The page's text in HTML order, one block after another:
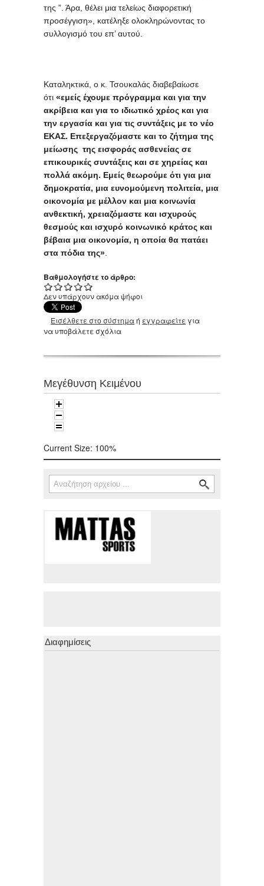
της ”. Άρα, θέλει μια τελείως διαφορετική
προσέγγιση», κατέληξε ολοκληρώνοντας το
συλλογισμό του επ’ αυτού.
Καταληκτικά, ο κ. Τσουκαλάς διαβεβαίωσε
ότι «εμείς έχουμε πρόγραμμα και για την
ακρίβεια και για το ιδιωτικό χρέος και για
την εργασία και για τις συντάξεις με το νέο
ΕΚΑΣ. Επεξεργαζόμαστε και το ζήτημα της
μείωσης της εισφοράς ασθενείας σε
επικουρικές συντάξεις και σε χηρείας και
πολλά ακόμη. Εμείς θεωρούμε ότι για μια
δημοκρατία, μια ευνομούμενη πολιτεία, μια
οικονομία με μέλλον και μια κοινωνία
ανθεκτική, χρειαζόμαστε και ισχυρούς
θεσμούς και ισχυρό κοινωνικό κράτος και
βέβαια μια οικονομία, η οποία θα πατάει
στα πόδια της»
Βαθμολογήστε το άρθρο:
Δεν υπάρχουν ακόμα ψήφοι
Εισέλθετε στο σύστημαή εγγραφείτε για
να υποβάλετε σχόλια
Μεγέθυνση Κειμένου
Current Size: 100%
Φόρμα αναζήτησης
Αναζήτηση
Διαφημίσεις